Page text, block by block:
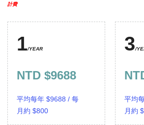
計費
1/YEAR
NTD $9688
平均每年 $9688 / 每
月約 $800
3/
平均
月約